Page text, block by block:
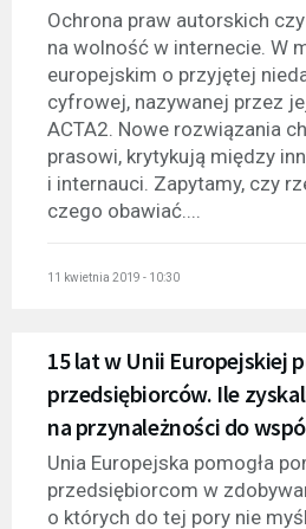
Ochrona praw autorskich
na wolność w internecie. W
europejskim o przyjętej
cyfrowej, nazywanej przez
ACTA2. Nowe rozwiązania
prasowi, krytykują między
i internauci. Zapytamy, czy
czego obawiać....
11 kwietnia 2019 - 10:30
15 lat w Unii Europejskiej
przedsiębiorców. Ile
na przynależności do
Unia Europejska pomogła
przedsiębiorcom w
o których do tej pory nie